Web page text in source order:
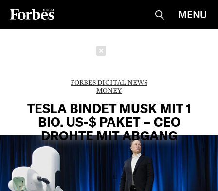
Suche
MENU
FORBES DIGITAL NEWS
MONEY
TESLA BINDET MUSK MIT 1
BIO. US-$ PAKET – CEO
DROHTE MIT ABGANG